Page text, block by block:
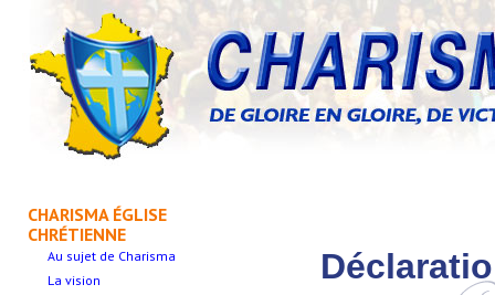
CHARISMA ÉGLISE
CHRÉTIENNE
Au sujet de Charisma
La vision